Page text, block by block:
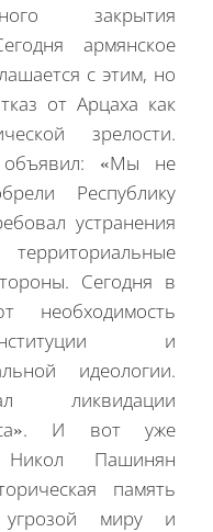
закрытия
армянское
с этим, но
от Арцаха как
зрелости.
«Мы не
Республику
устранения
Сегодня в
необходимость
и
идеологии.
ликвидации
И вот уже
Никол Пашинян
память
миру и